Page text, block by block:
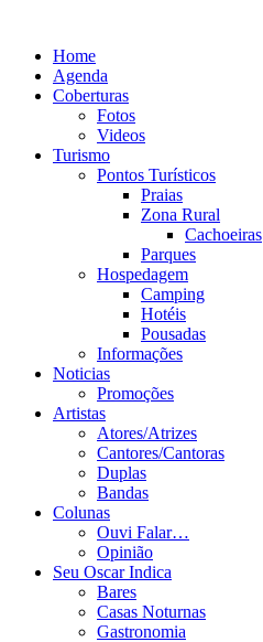
conteúdo
Home
Agenda
Coberturas
Fotos
Videos
Turismo
Pontos Turísticos
Praias
Zona Rural
Cachoeiras
Parques
Hospedagem
Camping
Hotéis
Pousadas
Informações
Noticias
Promoções
Artistas
Atores/Atrizes
Cantores/Cantoras
Duplas
Bandas
Colunas
Ouvi Falar…
Opinião
Seu Oscar Indica
Bares
Casas Noturnas
Gastronomia